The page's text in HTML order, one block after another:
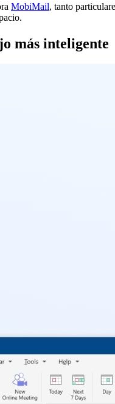
MobiMail, tanto
más inteligente